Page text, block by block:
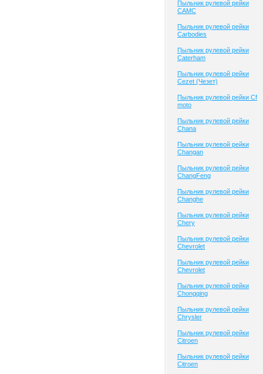
Пыльник рулевой рейки
CAMC
Пыльник рулевой рейки
Carbodies
Пыльник рулевой рейки
Caterham
Пыльник рулевой рейки
Cezet (Чезет)
Пыльник рулевой рейки Cf
moto
Пыльник рулевой рейки
Chana
Пыльник рулевой рейки
Changan
Пыльник рулевой рейки
ChangFeng
Пыльник рулевой рейки
Changhe
Пыльник рулевой рейки
Chery
Пыльник рулевой рейки
Chevrolet
Пыльник рулевой рейки
Chevrolet
Пыльник рулевой рейки
Chongqing
Пыльник рулевой рейки
Chrysler
Пыльник рулевой рейки
Citroen
Пыльник рулевой рейки
Citroen